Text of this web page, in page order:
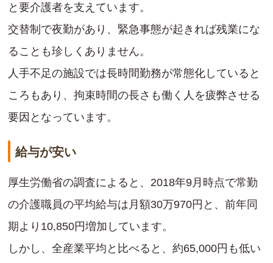
と要介護者を支えています。
交替制で夜勤があり、緊急事態が起きれば残業にな
ることも珍しくありません。
人手不足の施設では長時間勤務が常態化していると
ころもあり、拘束時間の長さも働く人を疲弊させる
要因となっています。
給与が安い
厚生労働省の調査によると、2018年9月時点で常勤
の介護職員の平均給与は月額30万970円と、前年同
期より10,850円増加しています。
しかし、全産業平均と比べると、約65,000円も低い